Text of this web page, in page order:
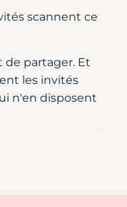
scannent ce
de partager. Et
les invités
n'en disposent